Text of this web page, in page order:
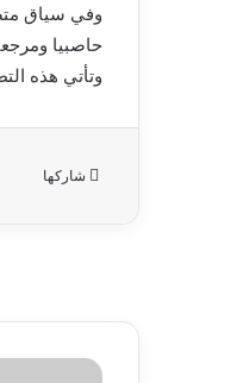
وفي سياق
حاصبيا
وتأتي هذه
شاركها